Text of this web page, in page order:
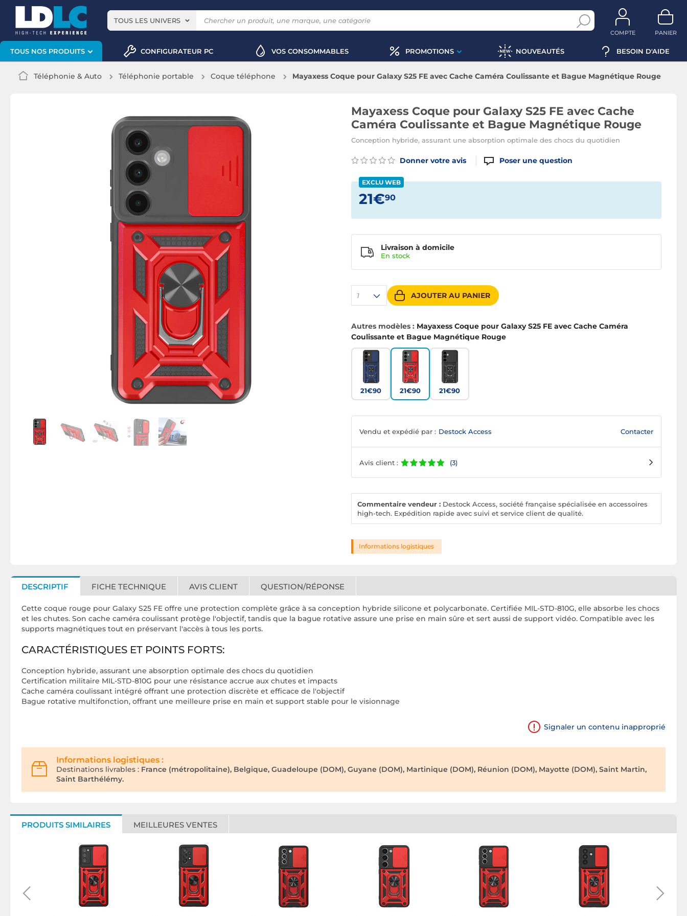
TOUS LES UNIVERS
COMPTE PANIER
TOUS NOS PRODUITS CONFIGURATEUR PC VOS CONSOMMABLES PROMOTIONS NOUVEAUTÉS BESOIN D'AIDE
Téléphonie & Auto Téléphonie portable Coque téléphone Mayaxess Coque pour Galaxy S25 FE avec Cache Caméra Coulissante et Bague Magnétique Rouge
Mayaxess Coque pour Galaxy S25 FE avec Cache
Caméra Coulissante et Bague Magnétique Rouge
Conception hybride, assurant une absorption optimale des chocs du quotidien
Donner votre avis Poser une question
EXCLU WEB
21€90
1 AJOUTER AU PANIER
Livraison à domicile
En stock
Autres modèles : Mayaxess Coque pour Galaxy S25 FE avec Cache Caméra
Coulissante et Bague Magnétique Rouge
21€90 21€90 21€90
Vendu et expédié par : Destock Access Contacter
Avis client : (3)
Commentaire vendeur : Destock Access, société française spécialisée en accessoires
high-tech. Expédition rapide avec suivi et service client de qualité.
Informations logistiques
DESCRIPTIF FICHE TECHNIQUE AVIS CLIENT QUESTION/RÉPONSE
Cette coque rouge pour Galaxy S25 FE offre une protection complète grâce à sa conception hybride silicone et polycarbonate. Certifiée MIL-STD-810G, elle absorbe les chocs
et les chutes. Son cache caméra coulissant protège l'objectif, tandis que la bague rotative assure une prise en main sûre et sert aussi de support vidéo. Compatible avec les
supports magnétiques tout en préservant l'accès à tous les ports.
CARACTÉRISTIQUES ET POINTS FORTS:
Conception hybride, assurant une absorption optimale des chocs du quotidien
Certification militaire MIL-STD-810G pour une résistance accrue aux chutes et impacts
Cache caméra coulissant intégré offrant une protection discrète et efficace de l'objectif
Bague rotative multifonction, offrant une meilleure prise en main et support stable pour le visionnage
Signaler un contenu inapproprié
Informations logistiques :
Destinations livrables : France (métropolitaine), Belgique, Guadeloupe (DOM), Guyane (DOM), Martinique (DOM), Réunion (DOM), Mayotte (DOM), Saint Martin,
Saint Barthélémy.
PRODUITS SIMILAIRES MEILLEURES VENTES